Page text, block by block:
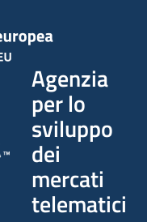
Agenzia
per lo
sviluppo
dei
mercati
telematici